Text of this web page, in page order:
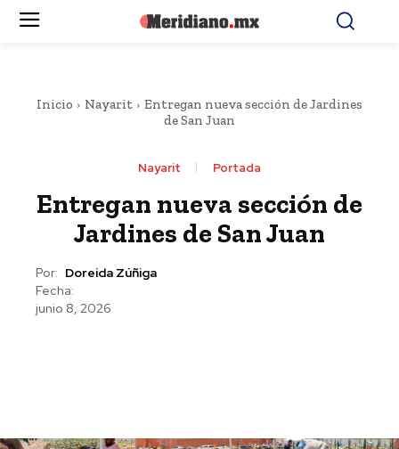
Inicio Nayarit
Entregan nueva sección de Jardines
de San Juan
Nayarit Portada
Entregan nueva sección de
Jardines de San Juan
Por: Doreida Zúñiga
Fecha:
junio 8, 2026